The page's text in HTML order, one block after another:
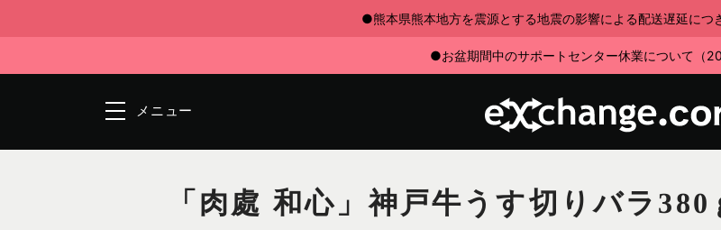
●熊本県熊本地方を震源とする地震の影響による配送遅延に
●お盆期間中のサポートセンター休業について（
メニュー
「肉處 和心」神戸牛うす切りバラ380